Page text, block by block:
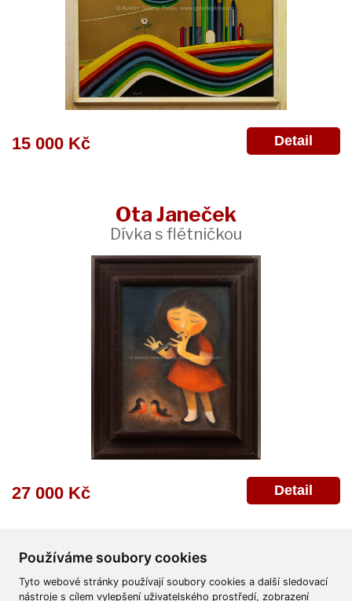
Používáme soubory cookies
Tyto webové stránky používají soubory cookies a další sledovací
nástroje s cílem vylepšení uživatelského prostředí, zobrazení
15 000 Kč Detail
Ota Janeček
Dívka s flétničkou
27 000 Kč Detail